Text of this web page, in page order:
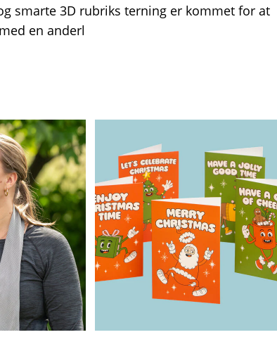
smarte 3D rubriks terning er kommet for at
en anderl